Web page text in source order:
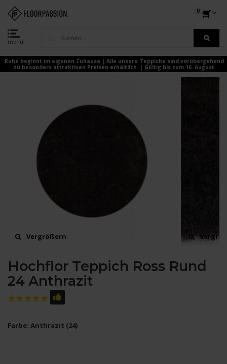
menu
0
Ruhe beginnt im eigenen Zuhause | Alle unsere Teppiche sind vorübergehend
zu besonders attraktiven Preisen erhältlich. | Gültig bis zum 16. August
Vergrößern
Hochflor Teppich Ross Rund
24 Anthrazit
Farbe: Anthrazit (24)